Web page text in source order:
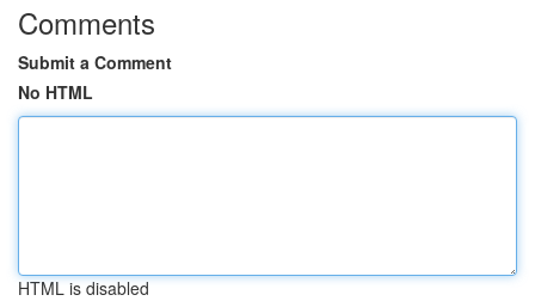
Comments
Submit a Comment
No HTML
HTML is disabled